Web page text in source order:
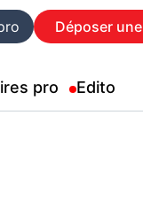
Déposer
pro Edito